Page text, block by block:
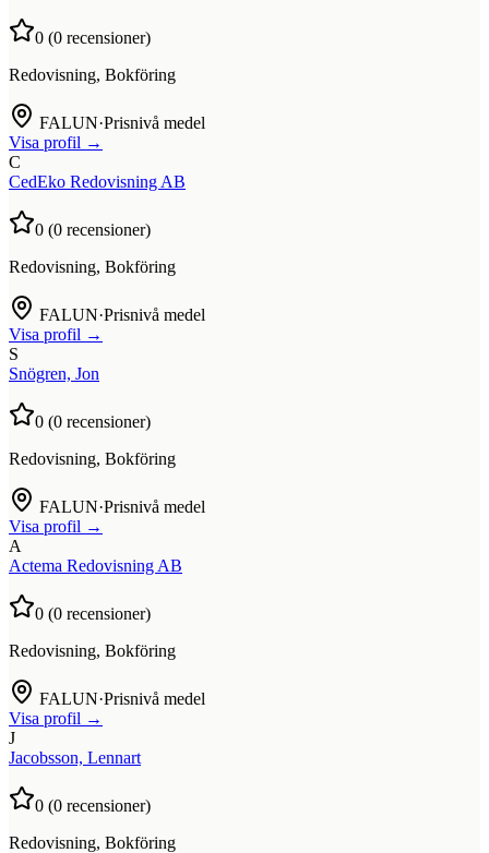
0 (0 recensioner)
Redovisning, Bokföring
FALUN·Prisnivå medel
Visa profil →
C
CedEko Redovisning AB
0 (0 recensioner)
Redovisning, Bokföring
FALUN·Prisnivå medel
Visa profil →
S
Snögren, Jon
0 (0 recensioner)
Redovisning, Bokföring
FALUN·Prisnivå medel
Visa profil →
A
Actema Redovisning AB
0 (0 recensioner)
Redovisning, Bokföring
FALUN·Prisnivå medel
Visa profil →
J
Jacobsson, Lennart
0 (0 recensioner)
Redovisning, Bokföring